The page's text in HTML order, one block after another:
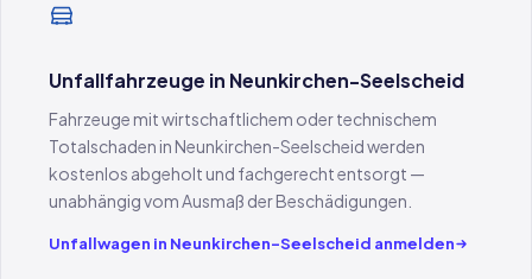
Unfallfahrzeuge in Neunkirchen-Seelscheid
Fahrzeuge mit wirtschaftlichem oder technischem
Totalschaden in Neunkirchen-Seelscheid werden
kostenlos abgeholt und fachgerecht entsorgt —
unabhängig vom Ausmaß der Beschädigungen.
Unfallwagen in Neunkirchen-Seelscheid anmelden